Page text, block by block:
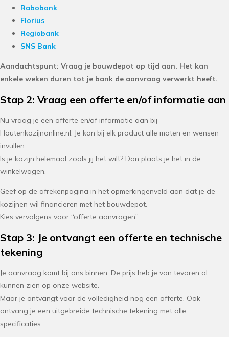
Rabobank
Florius
Regiobank
SNS Bank
Aandachtspunt: Vraag je bouwdepot op tijd aan. Het kan
enkele weken duren tot je bank de aanvraag verwerkt heeft.
Stap 2: Vraag een offerte en/of informatie aan
Nu vraag je een offerte en/of informatie aan bij
Houtenkozijnonline.nl. Je kan bij elk product alle maten en wensen
invullen.
Is je kozijn helemaal zoals jij het wilt? Dan plaats je het in de
winkelwagen.
Geef op de afrekenpagina in het opmerkingenveld aan dat je de
kozijnen wil financieren met het bouwdepot.
Kies vervolgens voor “offerte aanvragen”.
Stap 3: Je ontvangt een offerte en technische
tekening
Je aanvraag komt bij ons binnen. De prijs heb je van tevoren al
kunnen zien op onze website.
Maar je ontvangt voor de volledigheid nog een offerte. Ook
ontvang je een uitgebreide technische tekening met alle
specificaties.